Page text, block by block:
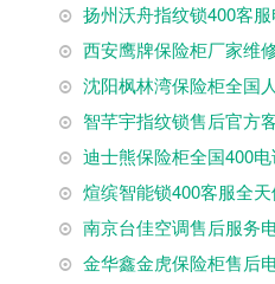
扬州沃舟指纹锁400客
西安鹰牌保险柜厂家维
沈阳枫林湾保险柜全国
智芊宇指纹锁售后官方
迪士熊保险柜全国400
煊缤智能锁400客服全
南京台佳空调售后服务
金华鑫金虎保险柜售后